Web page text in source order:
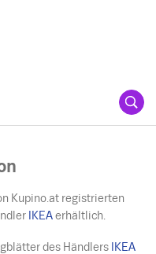
Kupino.at registrierten
IKEAerhältlich.
des Händlers IKEA